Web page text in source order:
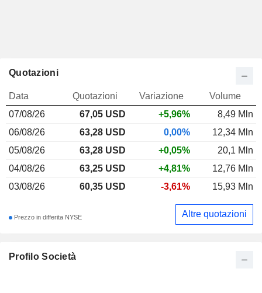
Profilo Società
Quotazioni
Data Quotazioni Variazione
Volume
07/08/26
67,05 USD +5,96%
8,49 Mln
06/08/26
63,28 USD 0,00%
12,34 Mln
05/08/26
63,28 USD +0,05%
20,1 Mln
04/08/26
63,25 USD +4,81%
12,76 Mln
03/08/26
60,35 USD -3,61% 15,93 Mln
Prezzo in differita NYSE Altre quotazioni